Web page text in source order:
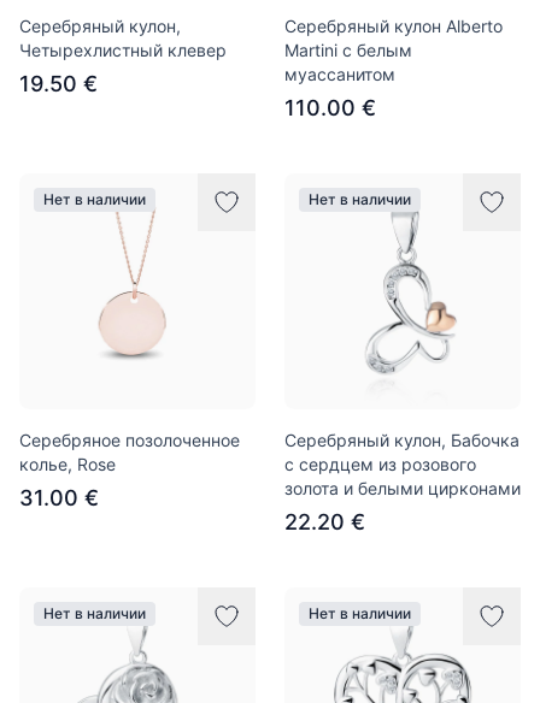
Серебряный кулон,
Четырехлистный клевер
19.50 €
Серебряный кулон Alberto
Martini с белым
муассанитом
110.00 €
Нет в наличии
Серебряное позолоченное
колье, Rose
31.00 €
Нет в наличии
Серебряный кулон, Бабочка
с сердцем из розового
золота и белыми цирконами
22.20 €
Нет в наличии Нет в наличии